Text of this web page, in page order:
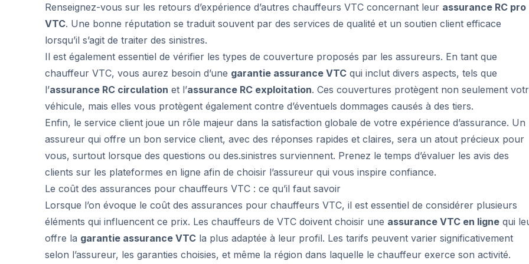
Renseignez-vous sur les retours d’expérience d’autres chauffeurs VTC concernant leur assurance RC pro
VTC. Une bonne réputation se traduit souvent par des services de qualité et un soutien client efficace
lorsqu’il s’agit de traiter des sinistres.
Il est également essentiel de vérifier les types de couverture proposés par les assureurs. En tant que
chauffeur VTC, vous aurez besoin d’une garantie assurance VTC qui inclut divers aspects, tels que
l’assurance RC circulation et l’assurance RC exploitation. Ces couvertures protègent non seulement
véhicule, mais elles vous protègent également contre d’éventuels dommages causés à des tiers.
Enfin, le service client joue un rôle majeur dans la satisfaction globale de votre expérience d’assurance. Un
assureur qui offre un bon service client, avec des réponses rapides et claires, sera un atout précieux pour
vous, surtout lorsque des questions ou des.sinistres surviennent. Prenez le temps d’évaluer les avis des
clients sur les plateformes en ligne afin de choisir l’assureur qui vous inspire confiance.
Le coût des assurances pour chauffeurs VTC : ce qu’il faut savoir
Lorsque l’on évoque le coût des assurances pour chauffeurs VTC, il est essentiel de considérer plusieurs
éléments qui influencent ce prix. Les chauffeurs de VTC doivent choisir une assurance VTC en ligne qui
offre la garantie assurance VTC la plus adaptée à leur profil. Les tarifs peuvent varier significativement
selon l’assureur, les garanties choisies, et même la région dans laquelle le chauffeur exerce son activité.